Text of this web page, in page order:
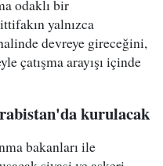
odaklı bir
yalnızca
devreye gireceğini,
çatışma arayışı içinde
kurulacak
bakanları ile